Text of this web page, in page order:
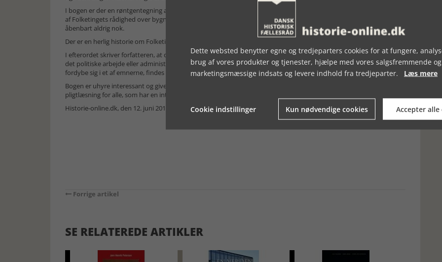
I bogen er der en røntgentegning af selve Christiansborg med angivelse af de enkelte sale og værelser, og tegninger
af Folketingets rådighed over bygninger i årene 1918, 1968, 1988 og 2018. Det udvider sig hele tiden – men det er
åbenbart aldrig nok.
Der er en herlig historie om Folketingsgrisen, men den må læseren selv finde sidst i bogen.
I efterordet skriver forfatteren, at det ikke har været målet at skrive en udførlig bog om Christiansborg, Folketinget,
det politiske arbejde eller administrationen. Bogen er en opdatering af tidligere bøger. Hvis en læser ønsker at
fordybe sig i et af emnerne, findes der andre muligheder.
Bogen er uhyre interessant og giver et godt indblik i Folketingets betingelser og arbejde. Bogen burde være
pligtlæsning for alle, som har en interesse i og mening om Folketinget og om politik.
Historie-online.dk, den 12. juni 2018
Forrige artikel
SE RELATEREDE ARTIKLER
Dette websted benytter egne og tredjeparters cookies for at fungere,
brug af vores produkter og tjenester, hjælpe med vores salgsfremmende og
marketingsmæssige indsats og levere indhold fra tredjeparter. Læs mere
Cookie indstillinger Kun nødvendige cookies Accepter alle